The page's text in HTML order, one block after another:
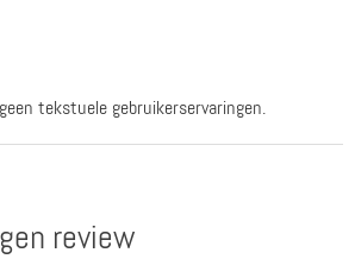
tekstuele gebruikerservaringen.
review